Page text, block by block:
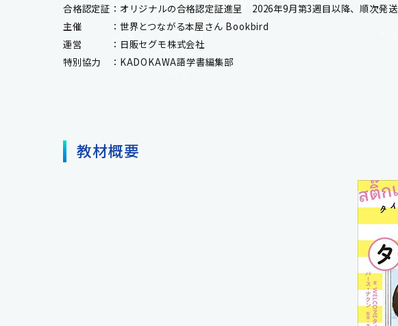
合格認定証：オリジナルの合格認定証進呈 2026年9月第3週目以降、順次発送
主催 ：世界とつながる本屋さん Bookbird
運営 ：日販セグモ株式会社
特別協力 ：KADOKAWA語学書編集部
教材概要